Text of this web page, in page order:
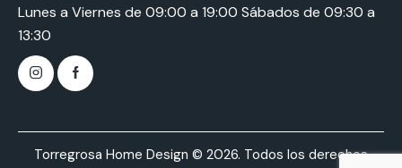
Lunes a Viernes de 09:00 a 19:00 Sábados de 09:30 a
13:30
Torregrosa Home Design © 2026. Todos los derechos